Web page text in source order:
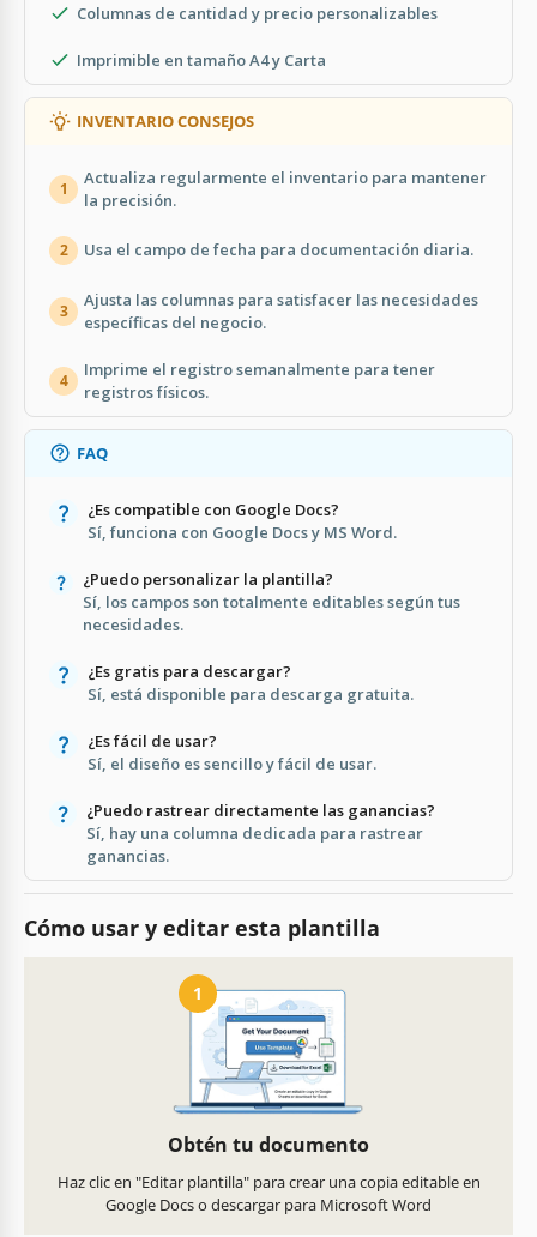
Columnas de cantidad y precio personalizables
Imprimible en tamaño A4 y Carta
INVENTARIO CONSEJOS
1
Actualiza regularmente el inventario para mantener
la precisión.
2 Usa el campo de fecha para documentación diaria.
3
Ajusta las columnas para satisfacer las necesidades
específicas del negocio.
4
Imprime el registro semanalmente para tener
registros físicos.
FAQ
¿Es compatible con Google Docs?
Sí, funciona con Google Docs y MS Word.
¿Puedo personalizar la plantilla?
Sí, los campos son totalmente editables según tus
necesidades.
¿Es gratis para descargar?
Sí, está disponible para descarga gratuita.
¿Es fácil de usar?
Sí, el diseño es sencillo y fácil de usar.
¿Puedo rastrear directamente las ganancias?
Sí, hay una columna dedicada para rastrear
ganancias.
Cómo usar y editar esta plantilla
1
Obtén tu documento
Haz clic en "Editar plantilla" para crear una copia editable en
Google Docs o descargar para Microsoft Word